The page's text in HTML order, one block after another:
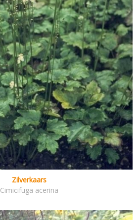
Zilverkaars
Cimicifuga acerina